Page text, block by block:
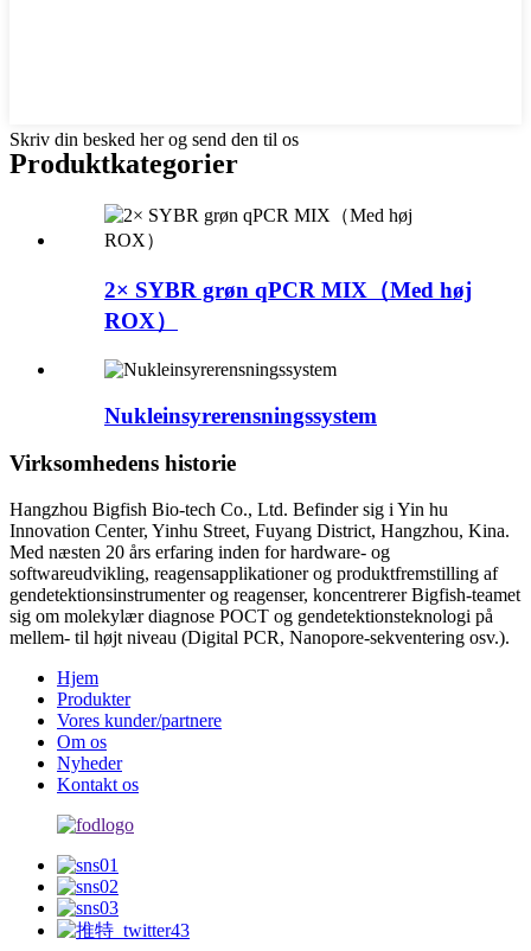
Skriv din besked her og send den til os
Produktkategorier
2× SYBR grøn qPCR MIX（Med høj
ROX）
Nukleinsyrerensningssystem
Virksomhedens historie
Hangzhou Bigfish Bio-tech Co., Ltd. Befinder sig i Yin hu
Innovation Center, Yinhu Street, Fuyang District, Hangzhou, Kina.
Med næsten 20 års erfaring inden for hardware- og
softwareudvikling, reagensapplikationer og produktfremstilling af
gendetektionsinstrumenter og reagenser, koncentrerer Bigfish-teamet
sig om molekylær diagnose POCT og gendetektionsteknologi på
mellem- til højt niveau (Digital PCR, Nanopore-sekventering osv.).
Hjem
Produkter
Vores kunder/partnere
Om os
Nyheder
Kontakt os